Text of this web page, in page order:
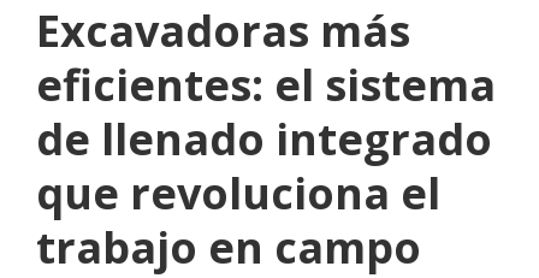
Excavadoras más
eficientes: el sistema
de llenado integrado
que revoluciona el
trabajo en campo